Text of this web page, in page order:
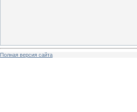
Полная версия сайта